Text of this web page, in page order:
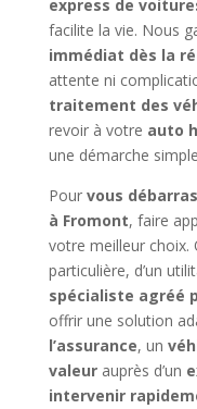
express de
facilite la vie. Nous
immédiat dès la
attente ni
traitement des
revoir à votre auto
une démarche
Pour vous
à Fromont, faire
votre meilleur choix.
particulière, d’un
spécialiste agréé
offrir une solution
l’assurance, un
valeurauprès d’un
intervenir